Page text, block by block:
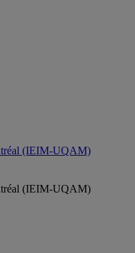
(IEIM-UQAM)
(IEIM-UQAM)